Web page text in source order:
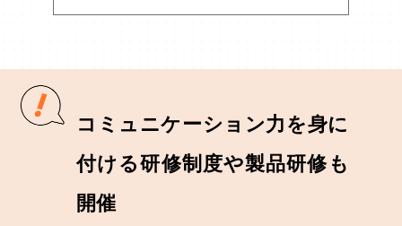
コミュニケーション力を身に
付ける研修制度や製品研修も
開催